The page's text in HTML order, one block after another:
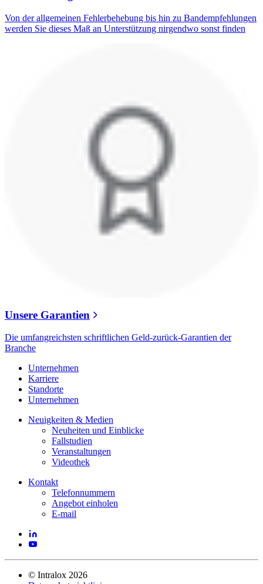
Von der allgemeinen Fehlerbehebung bis hin zu Bandempfehlungen
werden Sie dieses Maß an Unterstützung nirgendwo sonst finden
Unsere Garantien
Die umfangreichsten schriftlichen Geld-zurück-Garantien der
Branche
Unternehmen
Karriere
Standorte
Unternehmen
Neuigkeiten & Medien
Neuheiten und Einblicke
Fallstudien
Veranstaltungen
Videothek
Kontakt
Telefonnummern
Angebot einholen
E-mail
© Intralox 2026